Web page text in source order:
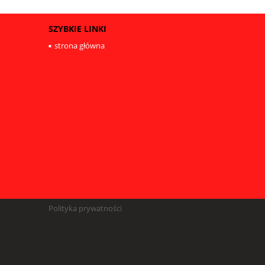
SZYBKIE LINKI
strona główna
Polityka prywatności